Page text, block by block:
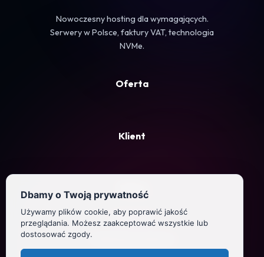
Nowoczesny hosting dla wymagających.
Serwery w Polsce, faktury VAT, technologia
NVMe.
Oferta
Klient
Firma
Regulamin
Polityka prywatności
Dbamy o Twoją prywatność
Używamy plików cookie, aby poprawić jakość
przeglądania. Możesz zaakceptować wszystkie lub
dostosować zgody.